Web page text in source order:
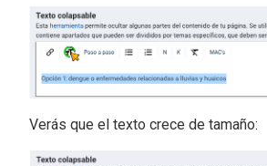
Verás que el texto crece de tamaño: